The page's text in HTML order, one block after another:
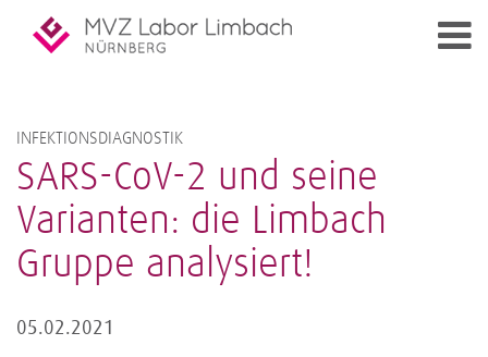
INFEKTIONSDIAGNOSTIK
SARS-CoV-2 und seine
Varianten: die Limbach
Gruppe analysiert!
05.02.2021